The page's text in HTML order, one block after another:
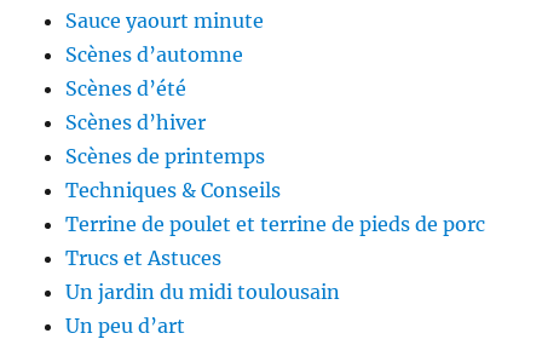
Sauce yaourt minute
Scènes d’automne
Scènes d’été
Scènes d’hiver
Scènes de printemps
Techniques & Conseils
Terrine de poulet et terrine de pieds de porc
Trucs et Astuces
Un jardin du midi toulousain
Un peu d’art